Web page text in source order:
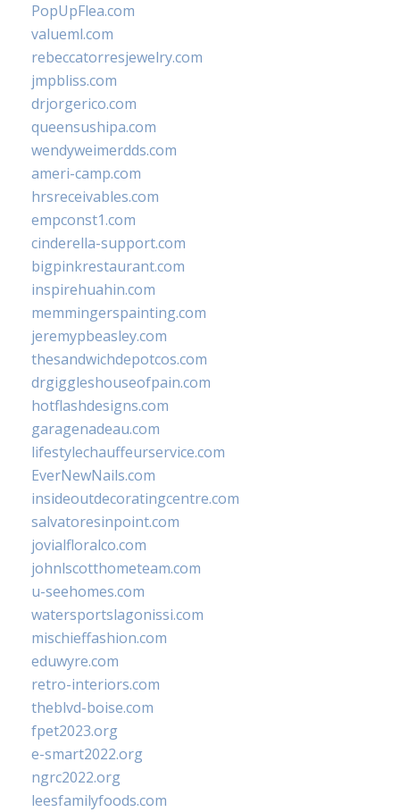
PopUpFlea.com
valueml.com
rebeccatorresjewelry.com
jmpbliss.com
drjorgerico.com
queensushipa.com
wendyweimerdds.com
ameri-camp.com
hrsreceivables.com
empconst1.com
cinderella-support.com
bigpinkrestaurant.com
inspirehuahin.com
memmingerspainting.com
jeremypbeasley.com
thesandwichdepotcos.com
drgiggleshouseofpain.com
hotflashdesigns.com
garagenadeau.com
lifestylechauffeurservice.com
EverNewNails.com
insideoutdecoratingcentre.com
salvatoresinpoint.com
jovialfloralco.com
johnlscotthometeam.com
u-seehomes.com
watersportslagonissi.com
mischieffashion.com
eduwyre.com
retro-interiors.com
theblvd-boise.com
fpet2023.org
e-smart2022.org
ngrc2022.org
leesfamilyfoods.com